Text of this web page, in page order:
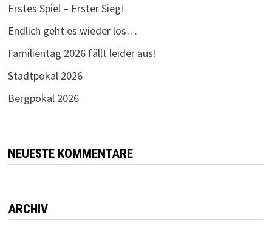
Erstes Spiel – Erster Sieg!
Endlich geht es wieder los…
Familientag 2026 fällt leider aus!
Stadtpokal 2026
Bergpokal 2026
NEUESTE KOMMENTARE
ARCHIV